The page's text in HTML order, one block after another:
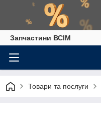
Запчастини ВСІМ
Товари та послуги